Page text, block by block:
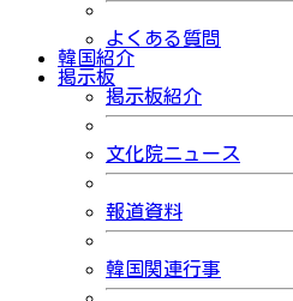
よくある質問
韓国紹介
掲示板
掲示板紹介
文化院ニュース
報道資料
韓国関連行事